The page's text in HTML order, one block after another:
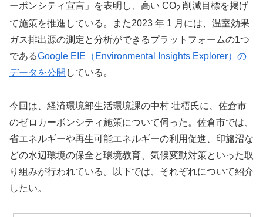
ーボンシティ宣言」を表明し、高い CO2 削減目標を掲げ
て施策を推進している。また2023 年 1 月には、温室効果
ガス排出源の測定と分析ができるプラットフォームの1つ
であるGoogle EIE（Environmental Insights Explorer）の
データを公開 している。
今回は、経済環境部生活環境課の中村 壮梧氏に、佐倉市
のゼロカーボンシティ施策について伺った。佐倉市では、
省エネルギーや再生可能エネルギーの利用促進、印旛沼な
どの水辺環境の保全と環境教育、気候変動対策といった取
り組みが行われている。以下では、それぞれについて紹介
したい。